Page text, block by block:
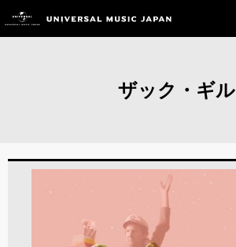
ザック・ギル